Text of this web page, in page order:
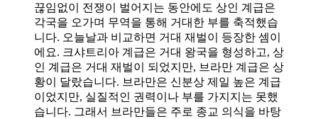
끊임없이 전쟁이 벌어지는 동안에도 상인 계급은
각국을 오가며 무역을 통해 거대한 부를 축적했습
니다. 오늘날과 비교하면 거대 재벌이 등장한 셈이
에요. 크샤트리아 계급은 거대 왕국을 형성하고, 상
인 계급은 거대 재벌이 되었지만, 브라만 계급은 상
황이 달랐습니다. 브라만은 신분상 제일 높은 계급
이었지만, 실질적인 권력이나 부를 가지지는 못했
습니다. 그래서 브라만들은 주로 종교 의식을 바탕